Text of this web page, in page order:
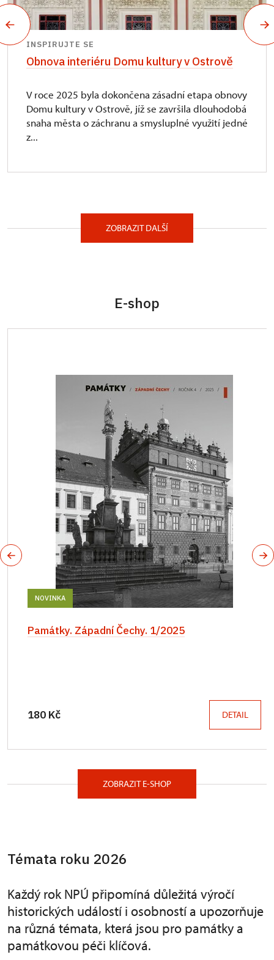
INSPIRUJTE SE
Obnova interiéru Domu kultury v Ostrově
V roce 2025 byla dokončena zásadní etapa obnovy
Domu kultury v Ostrově, jíž se završila dlouhodobá
snaha města o záchranu a smysluplné využití jedné
z...
ZOBRAZIT DALŠÍ
E-shop
NOVINKA
Památky. Západní Čechy. 1/2025
180 Kč DETAIL
ZOBRAZIT E-SHOP
Témata roku 2026
Každý rok NPÚ připomíná důležitá výročí
historických událostí i osobností a upozorňuje
na různá témata, která jsou pro památky a
památkovou péči klíčová.